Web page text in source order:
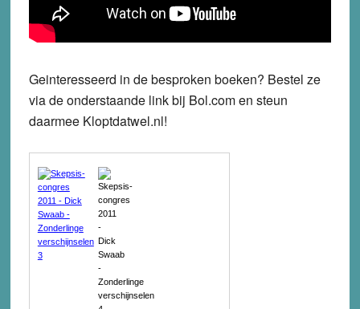
Geinteresseerd in de besproken boeken? Bestel ze
via de onderstaande link bij Bol.com en steun
daarmee Kloptdatwel.nl!